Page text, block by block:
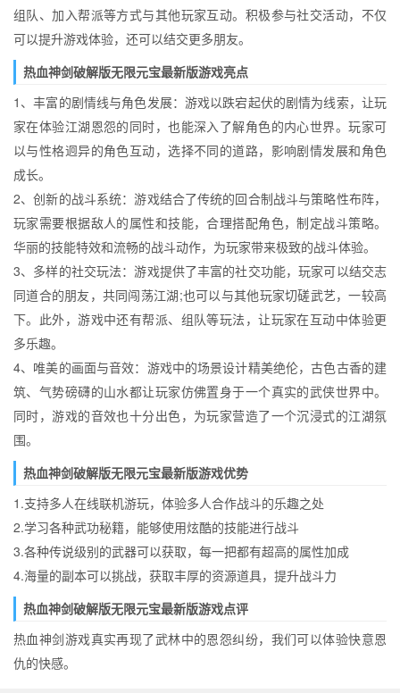
组队、加入帮派等方式与其他玩家互动。积极参与社交活动，不仅
可以提升游戏体验，还可以结交更多朋友。
热血神剑破解版无限元宝最新版游戏亮点
1、丰富的剧情线与角色发展：游戏以跌宕起伏的剧情为线索，让玩
家在体验江湖恩怨的同时，也能深入了解角色的内心世界。玩家可
以与性格迥异的角色互动，选择不同的道路，影响剧情发展和角色
成长。
2、创新的战斗系统：游戏结合了传统的回合制战斗与策略性布阵，
玩家需要根据敌人的属性和技能，合理搭配角色，制定战斗策略。
华丽的技能特效和流畅的战斗动作，为玩家带来极致的战斗体验。
3、多样的社交玩法：游戏提供了丰富的社交功能，玩家可以结交志
同道合的朋友，共同闯荡江湖;也可以与其他玩家切磋武艺，一较高
下。此外，游戏中还有帮派、组队等玩法，让玩家在互动中体验更
多乐趣。
4、唯美的画面与音效：游戏中的场景设计精美绝伦，古色古香的建
筑、气势磅礴的山水都让玩家仿佛置身于一个真实的武侠世界中。
同时，游戏的音效也十分出色，为玩家营造了一个沉浸式的江湖氛
围。
热血神剑破解版无限元宝最新版游戏优势
1.支持多人在线联机游玩，体验多人合作战斗的乐趣之处
2.学习各种武功秘籍，能够使用炫酷的技能进行战斗
3.各种传说级别的武器可以获取，每一把都有超高的属性加成
4.海量的副本可以挑战，获取丰厚的资源道具，提升战斗力
热血神剑破解版无限元宝最新版游戏点评
热血神剑游戏真实再现了武林中的恩怨纠纷，我们可以体验快意恩
仇的快感。